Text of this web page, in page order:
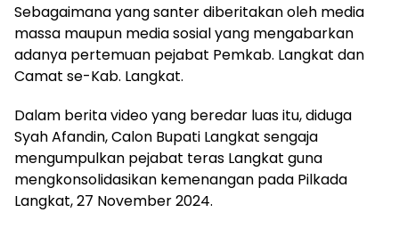
Sebagaimana yang santer diberitakan oleh media
massa maupun media sosial yang mengabarkan
adanya pertemuan pejabat Pemkab. Langkat dan
Camat se-Kab. Langkat.
Dalam berita video yang beredar luas itu, diduga
Syah Afandin, Calon Bupati Langkat sengaja
mengumpulkan pejabat teras Langkat guna
mengkonsolidasikan kemenangan pada Pilkada
Langkat, 27 November 2024.